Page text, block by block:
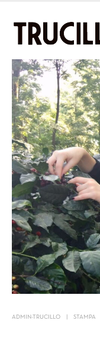
ADMIN-TRUCILLO STAMPA